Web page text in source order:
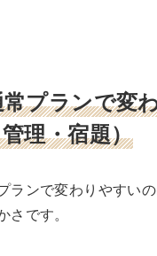
プランで変
理・宿題）
ランで変わりやすい
です。